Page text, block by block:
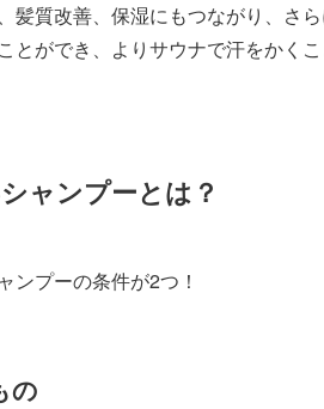
髪質改善、保湿にもつながり、さ
とができ、よりサウナで汗をかくこ
ャンプーとは？
ンプーの条件が2つ！
の